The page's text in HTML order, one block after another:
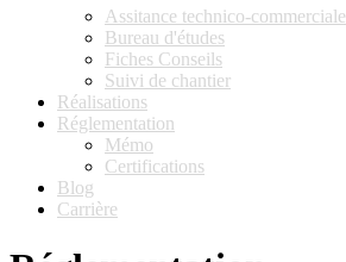
Assitance technico-commerciale
Bureau d'études
Fiches Conseils
Suivi de chantier
Réalisations
Réglementation
Mémo
Certifications
Blog
Carrière